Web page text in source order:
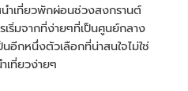
ำเที่ยวพักผ่อนช่วงสงกรานต์
เริ่มจากที่ง่ายๆที่เป็นศูนย์กลาง
อีกหนึ่งตัวเลือกที่น่าสนใจไม่ใช่
ที่ยวง่ายๆ